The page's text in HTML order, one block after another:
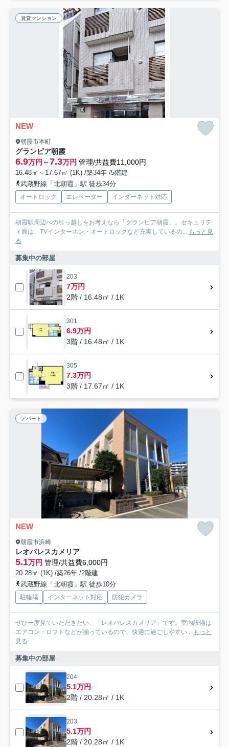
賃貸マンション
NEW
朝霞市本町
グランピア朝霞
6.9万円～7.3万円 管理/共益費11,000円
16.48㎡～17.67㎡ (1K) /築34年 /5階建
武蔵野線「北朝霞」駅 徒歩34分
オートロック エレベーター インターネット対応
朝霞駅周辺への引っ越しをお考えなら「グランピア朝霞」。セキュリテ
ィ面は、TVインターホン・オートロックなど充実しているの... もっと見
る
募集中の部屋
203
7万円
2階 / 16.48㎡ / 1K
301
6.9万円
3階 / 16.48㎡ / 1K
305
7.3万円
3階 / 17.67㎡ / 1K
アパート
NEW
朝霞市浜崎
レオパレスカメリア
5.1万円 管理/共益費6,000円
20.28㎡ (1K) /築26年 /2階建
武蔵野線「北朝霞」駅 徒歩10分
駐輪場 インターネット対応 防犯カメラ
ぜひ一度見ていただきたい、「レオパレスカメリア」です。室内設備は
エアコン・ロフトなどが揃っているので、快適に過ごしやすい... もっと
見る
募集中の部屋
204
5.1万円
2階 / 20.28㎡ / 1K
203
5.1万円
2階 / 20.28㎡ / 1K